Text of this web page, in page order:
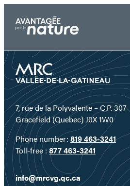
content
7, rue de la Polyvalente – C.P. 307
Gracefield (Quebec) J0X 1W0
Phone number: 819 463-3241
Toll-free : 877 463-3241
info@mrcvg.qc.ca